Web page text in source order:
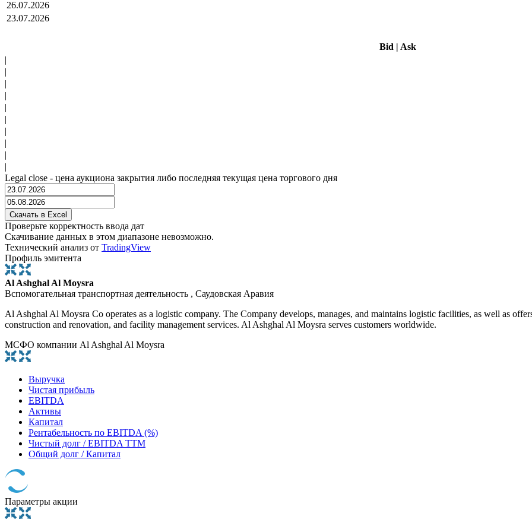
26.07.2026
23.07.2026
Bid | Ask
|
|
|
|
|
|
|
|
|
|
Legal close - цена аукциона закрытия либо последняя текущая цена торгового дня
Проверьте корректность ввода дат
Скачивание данных в этом диапазоне невозможно.
Технический анализ от TradingView
Профиль эмитента
Al Ashghal Al Moysra
Вспомогательная транспортная деятельность , Саудовская Аравия
Al Ashghal Al Moysra Co operates as a logistic company. The Company develops, manages, and maintains logistic facilities, as well as
construction and renovation, and facility management services. Al Ashghal Al Moysra serves customers worldwide.
МСФО компании Al Ashghal Al Moysra
Выручка
Чистая прибыль
EBITDA
Активы
Капитал
Рентабельность по EBITDA (%)
Чистый долг / EBITDA TTM
Общий долг / Капитал
Параметры акции